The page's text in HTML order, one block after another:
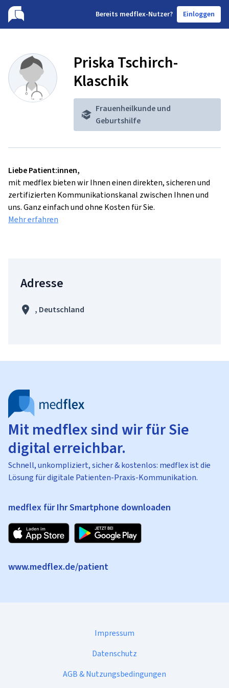
Bereits medflex-Nutzer? Einloggen
Priska Tschirch-
Klaschik
Frauenheilkunde und
Geburtshilfe
Liebe Patient:innen,
mit medflex bieten wir Ihnen einen direkten, sicheren und
zertifizierten Kommunikationskanal zwischen Ihnen und
uns. Ganz einfach und ohne Kosten für Sie.
Mehr erfahren
Adresse
, Deutschland
Mit medflex sind wir für Sie
digital erreichbar.
Schnell, unkompliziert, sicher & kostenlos: medflex ist die
Lösung für digitale Patienten-Praxis-Kommunikation.
medflex für Ihr Smartphone downloaden
www.medflex.de/patient
Impressum
Datenschutz
AGB & Nutzungsbedingungen